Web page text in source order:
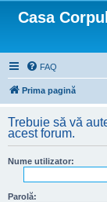
Casa
FAQ
Prima pagină
Trebuie să vă
acest forum.
Nume utilizator:
Parolă: